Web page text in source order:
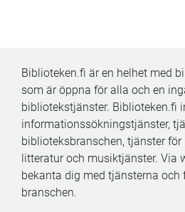
Biblioteken.fi är en helhet med
som är öppna för alla och en
bibliotekstjänster. Biblioteken.fi
informationssökningstjänster,
biblioteksbranschen, tjänster
litteratur och musiktjänster. Via
bekanta dig med tjänsterna
branschen.